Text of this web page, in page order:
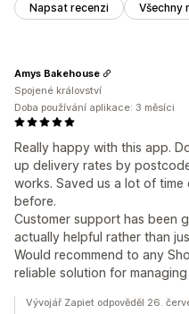
Napsat recenzi Všechny
Really happy with this app.
up delivery rates by
works. Saved us a lot of
before.
Customer support has been
actually helpful rather than
Would recommend to any
reliable solution for
Amys Bakehouse
Spojené království
Doba používání aplikace: 3 měsíci
Vývojář Zapiet odpověděl 26.